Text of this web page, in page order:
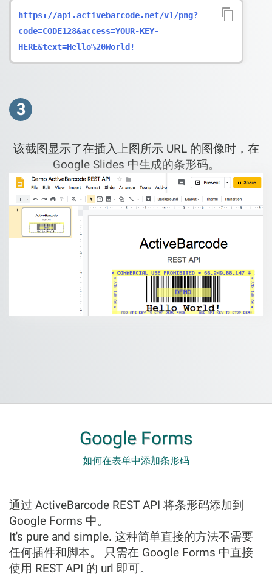
https://api.activebarcode.net/v1/png?
code=CODE128&access=YOUR-KEY-
HERE&text=Hello%20World!
3
该截图显示了在插入上图所示 URL 的图像时，在
Google Slides 中生成的条形码。
Google Forms
如何在表单中添加条形码
通过 ActiveBarcode REST API 将条形码添加到
Google Forms 中。
It's pure and simple. 这种简单直接的方法不需要
任何插件和脚本。 只需在 Google Forms 中直接
使用 REST API 的 url 即可。